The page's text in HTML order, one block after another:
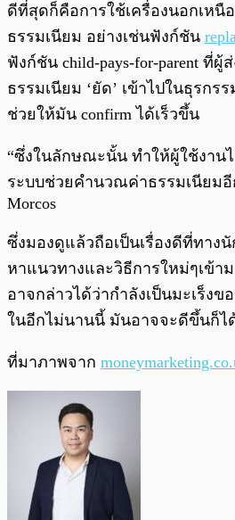
ดีที่สุดก็คือการใช้เครื่องนอกเห
ธรรมเนียม อย่างเช่นฟังก์ชัน
ฟังก์ชัน child-pays-for-parent ที่
ธรรมเนียม ‘ยัด’ เข้าไปในธุรกร
ช่วยให้มัน confirm ได้เร็วขึ้น
“ซึ่งในลักษณะนั้น ทำให้ผู้ใช้งาน
ระบบช่วยคำนวณค่าธรรมเนียมอี
Morcos
ซึ่งมองดูแล้วถือเป็นเรื่องดีที่ทาง
หาแนวทางและวิธีการใหม่ๆเข้
อาจกล่าวได้ว่ากำลังเป็นมะเร็งข
ในอีกไม่นานนี้ มันอาจจะดีขึ้นก็ไ
ที่มาภาพจาก